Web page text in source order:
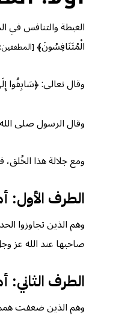
الغبطة والتنافس في
الْمُتَنَافِسُونَ﴾[المطففين: ٢٦]
وقال تعالى:
وقال الرسول صلى الله
ومع جلالة هذا
الطرف الأول:
وهم الذين تجاوزوا
صاحبها عند الله عز
الطرف الثاني:
وهم الذين ضعفت